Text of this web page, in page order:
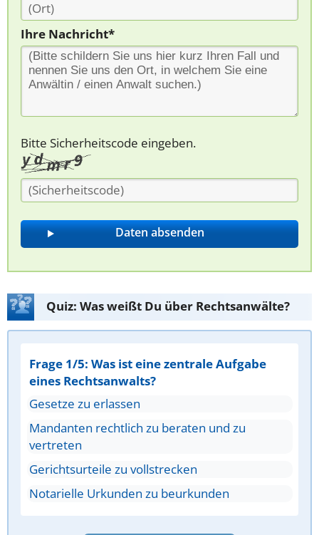
Ihre Nachricht*
Bitte Sicherheitscode eingeben.
Quiz: Was weißt Du über Rechtsanwälte?
Frage 1/5: Was ist eine zentrale Aufgabe
eines Rechtsanwalts?
Gesetze zu erlassen
Mandanten rechtlich zu beraten und zu
vertreten
Gerichtsurteile zu vollstrecken
Notarielle Urkunden zu beurkunden